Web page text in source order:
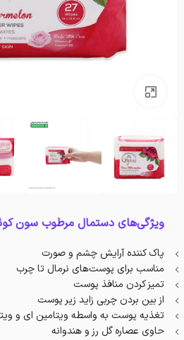
ویژگی‌های دستمال مرطوب سون
پاک کننده آرایش چشم و صورت
مناسب برای پوست‌های نرمال تا چرب
تمیز کردن منافذ پوست
از بین بردن چربی زاید زیر پوست
تغذیه پوست به واسطه ویتامین ای و
حاوی عصاره گل رز و هندوانه